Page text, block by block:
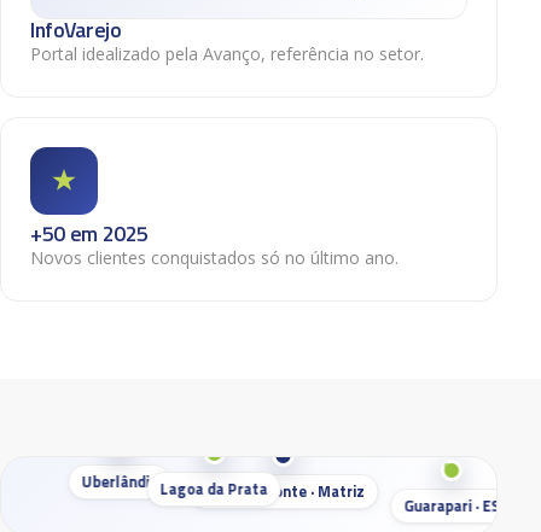
InfoVarejo
Portal idealizado pela Avanço, referência no setor.
+50 em 2025
Novos clientes conquistados só no último ano.
Belo Horizonte · Matriz
Uberlândia Lagoa da Prata
Guarapari · ES